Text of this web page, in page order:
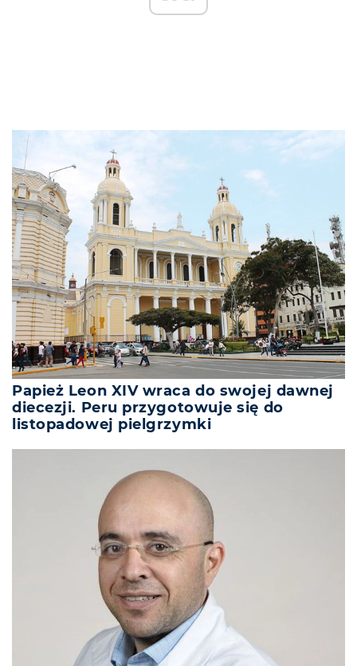
Papież Leon XIV wraca do swojej dawnej
diecezji. Peru przygotowuje się do
listopadowej pielgrzymki